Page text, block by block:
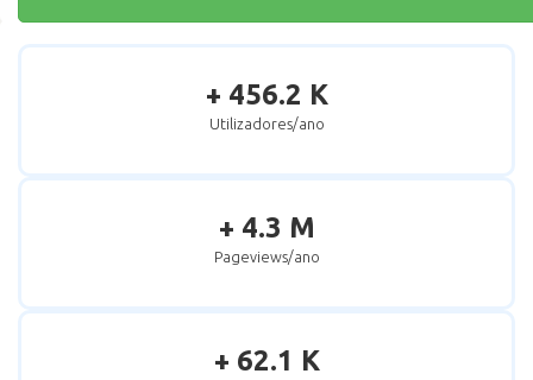
+ 456.2 K
Utilizadores/ano
+ 4.3 M
Pageviews/ano
+ 62.1 K